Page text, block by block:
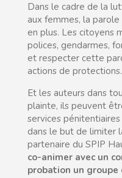
Dans le cadre de la
aux femmes, la
en plus. Les citoyens
polices, gendarmes,
et respecter cette
actions de protections.
Et les auteurs dans
plainte, ils peuvent
services
dans le but de limiter
partenaire du SPIP
co-animer avec un
probation un groupe